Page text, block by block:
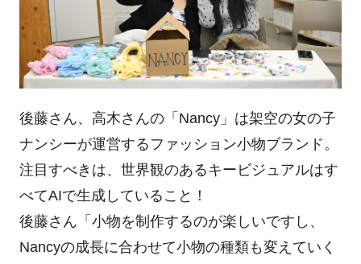
後藤さん、高木さんの「Nancy」は架空の女の子
ナンシーが運営するファッション小物ブランド。
注目すべきは、世界観のあるキービジュアルはす
べてAIで生成していること！
後藤さん「小物を制作するのが楽しいですし、
Nancyの成長に合わせて小物の種類も変えていく